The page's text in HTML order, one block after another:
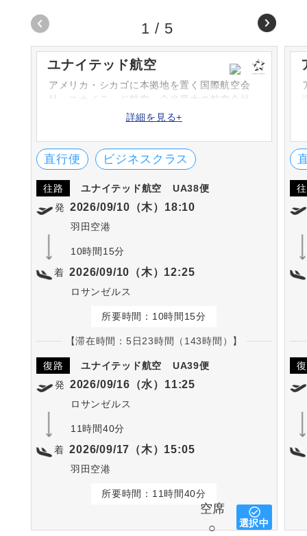
ユナイテッド航空
アメリカ・シカゴに本拠地を置く国際航空会
社・ユナイテッド航空。全米最大の航空会社
であり、スターアライアンスの中心的な航空
とのコードシェア便を運航しています。
詳細を見る+
直行便 ビジネスクラス
往路 ユナイテッド航空
UA38便
発 2026/09/10（木）18:10
羽田空港
10時間15分
着 2026/09/10（木）12:25
ロサンゼルス
所要時間：10時間15分
【滞在時間：5日23時間（143時間）】
復路 ユナイテッド航空
UA39便
発 2026/09/16（水）11:25
ロサンゼルス
11時間40分
着 2026/09/17（木）15:05
羽田空港
所要時間：11時間40分
空席
○
選択中
1 / 5